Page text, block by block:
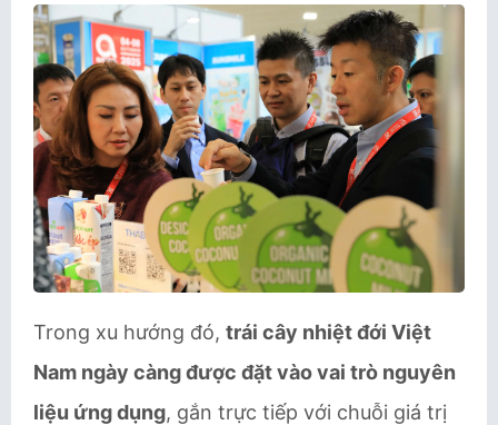
Trong xu hướng đó, trái cây nhiệt đới Việt
Nam ngày càng được đặt vào vai trò nguyên
liệu ứng dụng, gắn trực tiếp với chuỗi giá trị